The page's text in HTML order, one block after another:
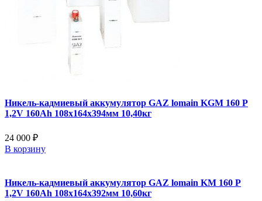
Никель-кадмиевый аккумулятор GAZ lomain KGM 160 P
1,2V 160Ah 108x164x394мм 10,40кг
24 000 ₽
В корзину
Никель-кадмиевый аккумулятор GAZ lomain KM 160 P
1,2V 160Ah 108x164x392мм 10,60кг